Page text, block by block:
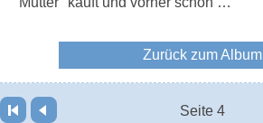
Zurück zum Album
Seite 4